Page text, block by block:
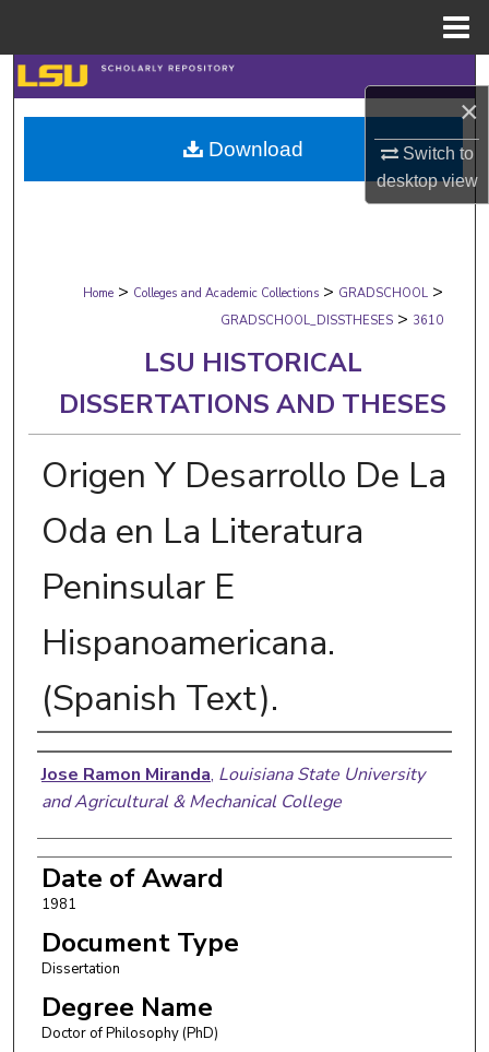
×
Switch to
desktopview
Search
Browse Collections
My Account
Digital Commons Network™
Home > Colleges and Academic Collections > GRADSCHOOL >
GRADSCHOOL_DISSTHESES > 3610
LSU HISTORICAL
DISSERTATIONS AND THESES
Origen Y Desarrollo De La
Oda en La Literatura
Peninsular E
Hispanoamericana.
(Spanish Text).
Author
Jose Ramon Miranda, Louisiana State University
and Agricultural & Mechanical College
Date of Award
1981
Document Type
Dissertation
Degree Name
Doctor of Philosophy (PhD)
Download